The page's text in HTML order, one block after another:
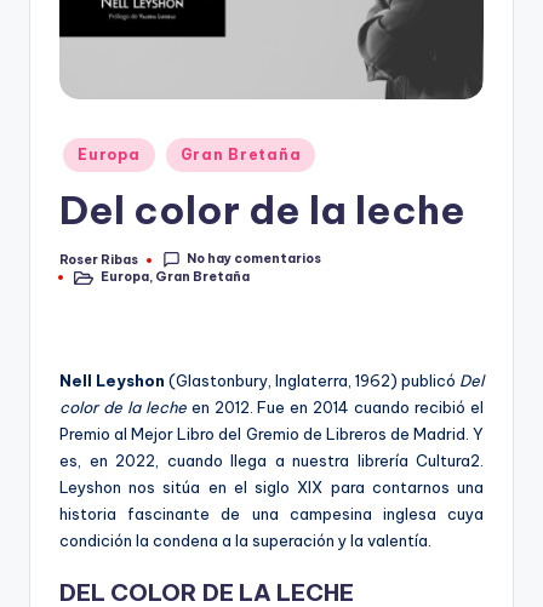
Publicado
en
Europa Gran Bretaña
Del color de la leche
Publicado
por
Roser Ribas
No hay comentarios
Publicado
Europa, Gran Bretaña
Nell Leyshon (Glastonbury, Inglaterra, 1962) publicó Del
color de la lecheen 2012. Fue en 2014 cuando recibió el
Premio al Mejor Libro del Gremio de Libreros de Madrid. Y
es, en 2022, cuando llega a nuestra librería Cultura2.
Leyshon nos sitúa en el siglo XIX para contarnos una
historia fascinante de una campesina inglesa cuya
condición la condena a la superación y la valentía.
DEL COLOR DE LA LECHE